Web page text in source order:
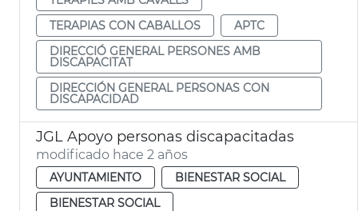
TERAPIAS CON CABALLOS
APTC
DIRECCIÓ GENERAL PERSONES AMB
DISCAPACITAT
DIRECCIÓN GENERAL PERSONAS CON
DISCAPACIDAD
JGL Apoyo personas discapacitadas
modificado hace 2 años
AYUNTAMIENTO
BIENESTAR SOCIAL
BIENESTAR SOCIAL